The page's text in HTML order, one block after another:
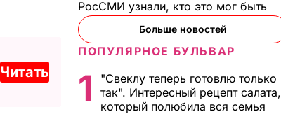
Читать
РосСМИ узнали, кто это мог быть
Больше новостей
ПОПУЛЯРНОЕ БУЛЬВАР
1
"Свеклу теперь готовлю только
так". Интересный рецепт салата,
который полюбила вся семья